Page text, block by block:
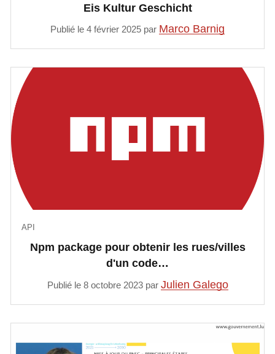
Eis Kultur Geschicht
Publié le 4 février 2025 par Marco Barnig
Npm package pour obtenir les rues/villes
d'un code…
API
Publié le 8 octobre 2023 par Julien Galego